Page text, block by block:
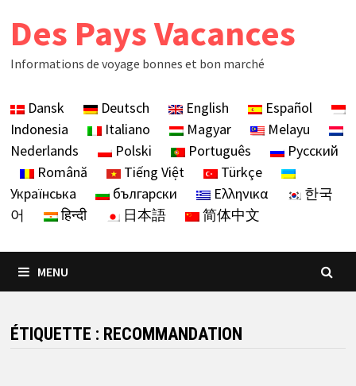
Des Pays Vacances
Informations de voyage bonnes et bon marché
Dansk Deutsch English
Español
Indonesia
Italiano Magyar
Melayu
Nederlands
Polski Português
Русский
Română
Tiếng Việt
Türkçe
Українська
български Ελληνικα
한국
어
हिन्दी 日本語 简体中文
MENU
ÉTIQUETTE : RECOMMANDATION